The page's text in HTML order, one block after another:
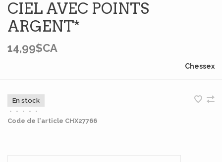
CIEL AVEC POINTS
ARGENT*
14,99$CA
Chessex
En stock
•
• • •
•
Code de l'article CHX27766